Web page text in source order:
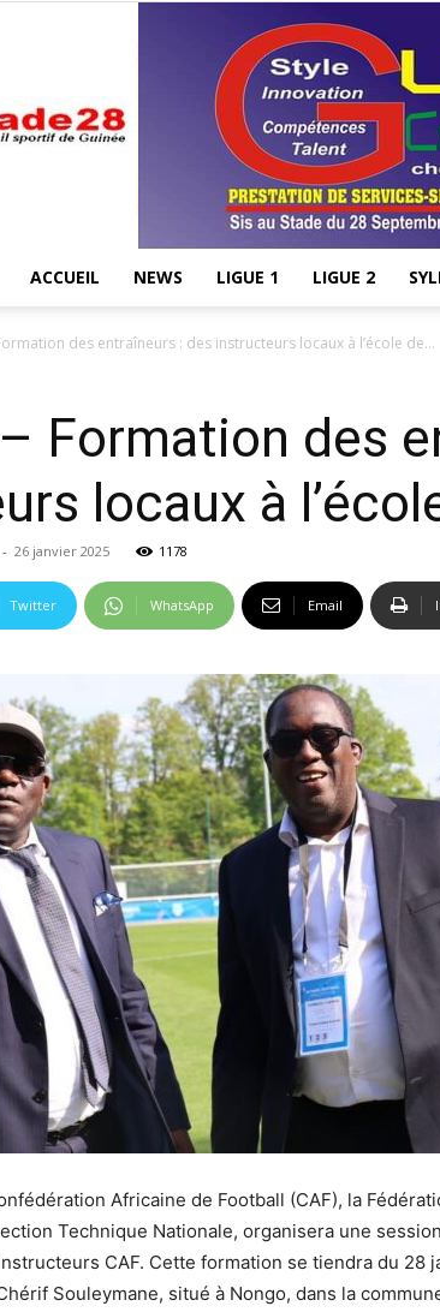
ACCUEIL NEWS LIGUE 1 LIGUE 2
des entraîneurs : des instructeurs locaux à l’école de...
Formation des
locaux à
- 26 janvier 2025 1178
Twitter WhatsApp Email
Africaine de Football (CAF), la
Technique Nationale, organisera une
CAF. Cette formation se tiendra du 28
Souleymane, situé à Nongo, dans la